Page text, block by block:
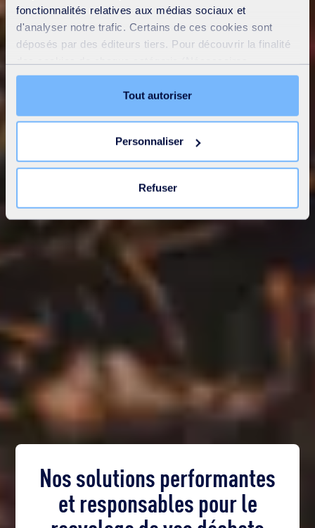
fonctionnalités relatives aux médias sociaux et
d'analyser notre trafic. Certains de ces cookies sont
déposés par des éditeurs tiers. Pour découvrir la finalité
Préférences, Statistiques et Marketing), cliquez sur
l’onglet « Détails ». Via ce bandeau, vous pouvez
librement accepter ou refuser tous les cookies ou
nécessaires ne peut entrainer une restriction de l’accès
au site. Vous pouvez retirer votre consentement à tout
Tout autoriser
Personnaliser
Refuser
Nos solutions performantes
et responsables pour le